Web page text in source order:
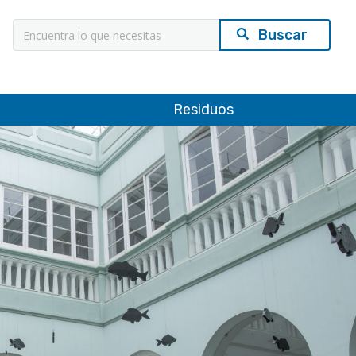
Búsqueda
Residuos